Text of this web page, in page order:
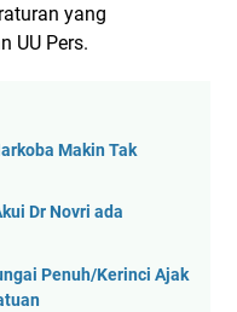
yang
UU Pers.
Makin Tak
Dr Novri ada
Penuh/Kerinci Ajak